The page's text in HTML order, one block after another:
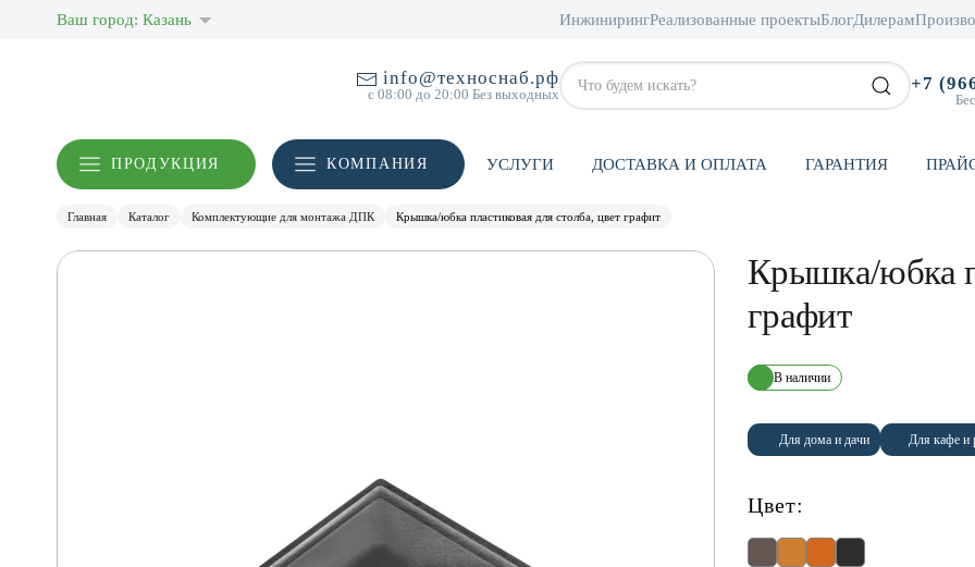
Ваш город: Казань ИнжинирингРеализованные проектыБлогДилерам
info@техноснаб.рф
с 08:00 до 20:00 Без выходных
+7
ПРОДУКЦИЯ КОМПАНИЯ УСЛУГИ ДОСТАВКА И ОПЛАТА ГАРАНТИЯ
Главная Каталог Комплектующие для монтажа ДПК Крышка/юбка пластиковая для столба, цвет графит
Крышка/юбка
графит
В наличии
Для дома и дачи Для кафе и
Цвет: